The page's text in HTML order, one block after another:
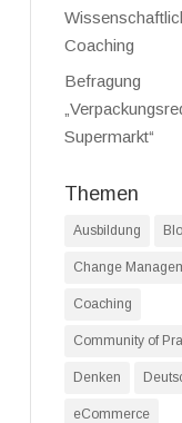
Coaching
Befragung
Supermarkt“
Themen
Ausbildung
Change
Coaching
Community of
Denken
eCommerce